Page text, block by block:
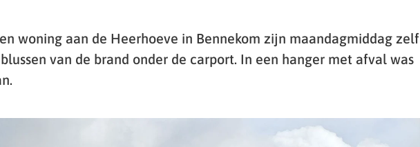
woning aan de Heerhoeve in Bennekom zijn maandagmiddag zelf
van de brand onder de carport. In een hanger met afval was